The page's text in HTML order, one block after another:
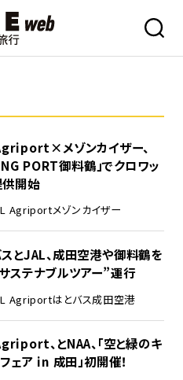
メゾンカイザー、
PORT御料鶴」でクロワッ
供開始
Agriportメゾンカイザー
とJAL、成田空港や御料鶴を
ステナブルツアー”運行
Agriportはとバス成田空港
、とNAA、「空と緑のキ
ェア in 成田」初開催！